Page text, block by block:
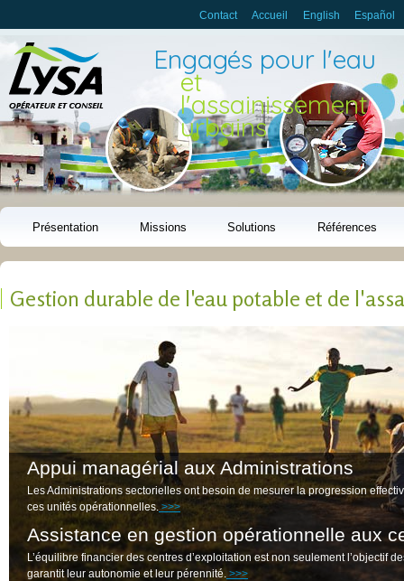
contenu
Contact Accueil English Español
Engagés pour l'eau
et
l'assainissement
urbains
Présentation Missions Solutions Références
Gestion durable de l'eau potable et de
Appui managérial aux Administrations
Les Administrations sectorielles ont besoin de mesurer la progression
ces unités opérationnelles.
Assistance en gestion opérationnelle aux
L’équilibre financier des centres d’exploitation est non seulement
garantit leur autonomie et leur pérennité.